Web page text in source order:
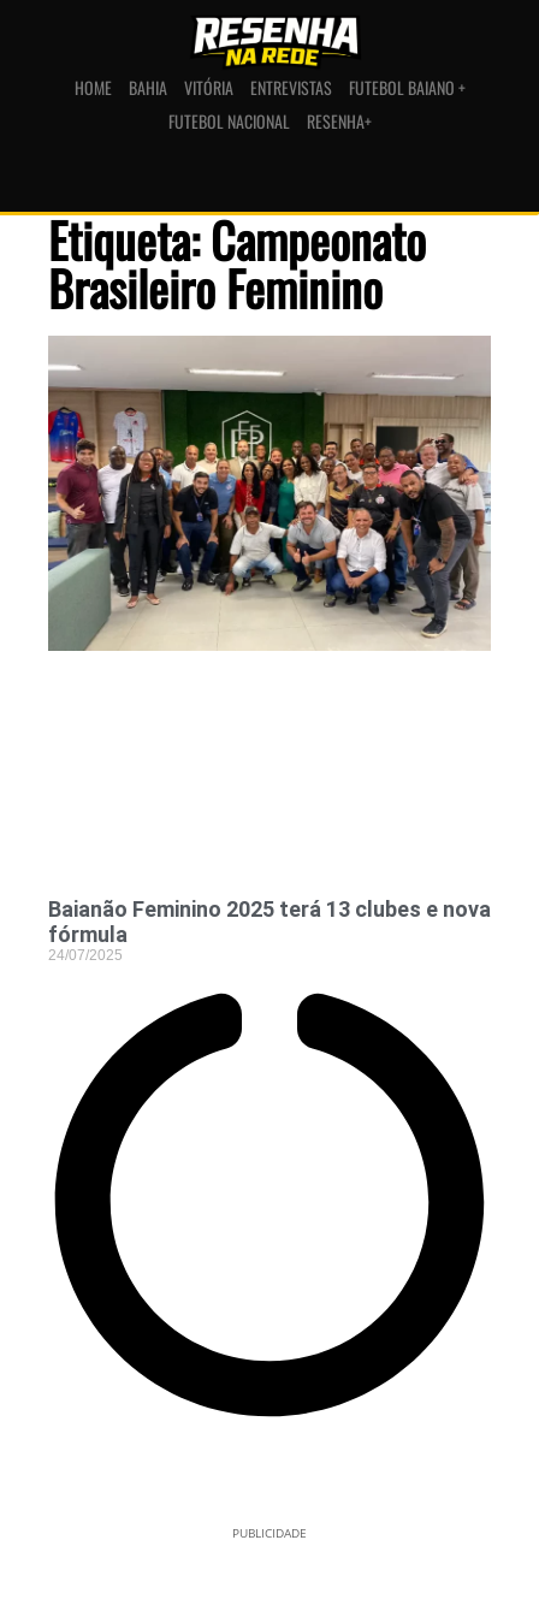
HOME BAHIA VITÓRIA ENTREVISTAS
FUTEBOL BAIANO +
FUTEBOL NACIONAL
RESENHA+
Etiqueta: Campeonato
Brasileiro Feminino
Baianão Feminino 2025 terá 13 clubes e nova
fórmula
24/07/2025
PUBLICIDADE